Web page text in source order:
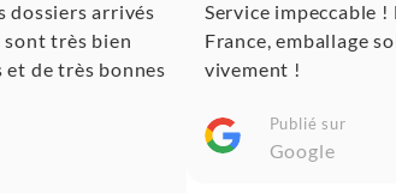
dossiers arrivés
sont très bien
et de très bonnes
Service impeccable
France, emballage
vivement !
Publié sur
Google